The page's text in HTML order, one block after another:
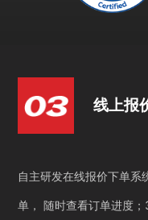
线上报
自主研发在线报价下单系
单， 随时查看订单进度